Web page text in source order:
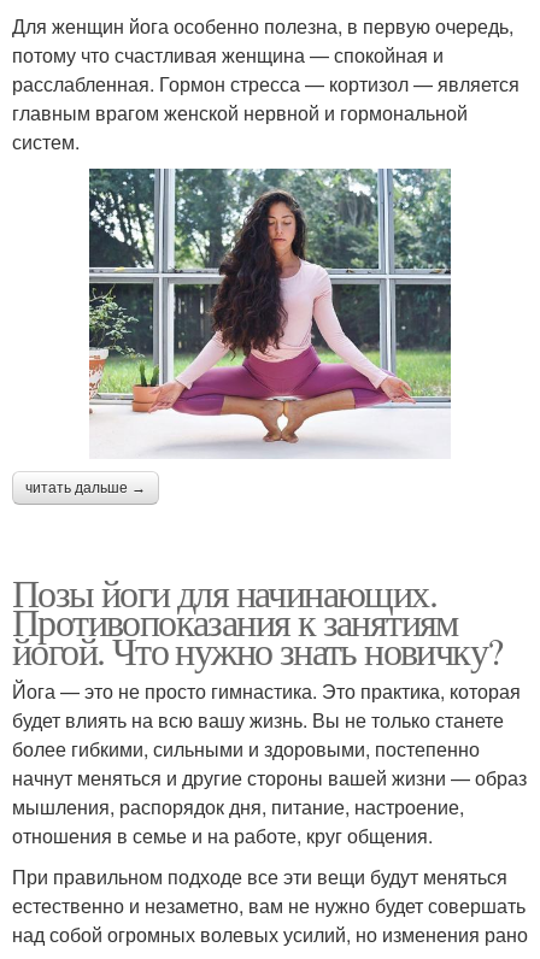
Для женщин йога особенно полезна, в первую очередь,
потому что счастливая женщина — спокойная и
расслабленная. Гормон стресса — кортизол — является
главным врагом женской нервной и гормональной
систем.
читать дальше →
Позы йоги для начинающих.
Противопоказания к занятиям
йогой. Что нужно знать новичку?
Йога — это не просто гимнастика. Это практика, которая
будет влиять на всю вашу жизнь. Вы не только станете
более гибкими, сильными и здоровыми, постепенно
начнут меняться и другие стороны вашей жизни — образ
мышления, распорядок дня, питание, настроение,
отношения в семье и на работе, круг общения.
При правильном подходе все эти вещи будут меняться
естественно и незаметно, вам не нужно будет совершать
над собой огромных волевых усилий, но изменения рано